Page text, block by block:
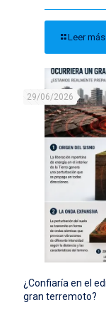
Leer más
29/06/2026
¿Confiaría en el
gran terremoto?